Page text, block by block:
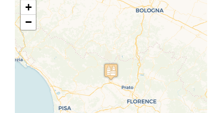
Travelers' Map is loading...
If you see this after your page is
loaded completely, leafletJS files
are missing.
+
−